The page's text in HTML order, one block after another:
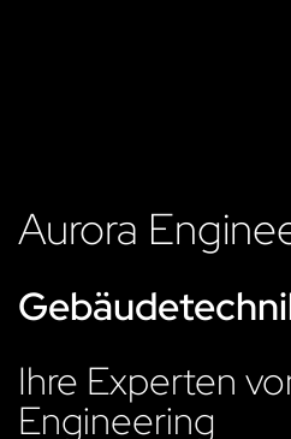
Aurora
Ihre Experten
Engineering